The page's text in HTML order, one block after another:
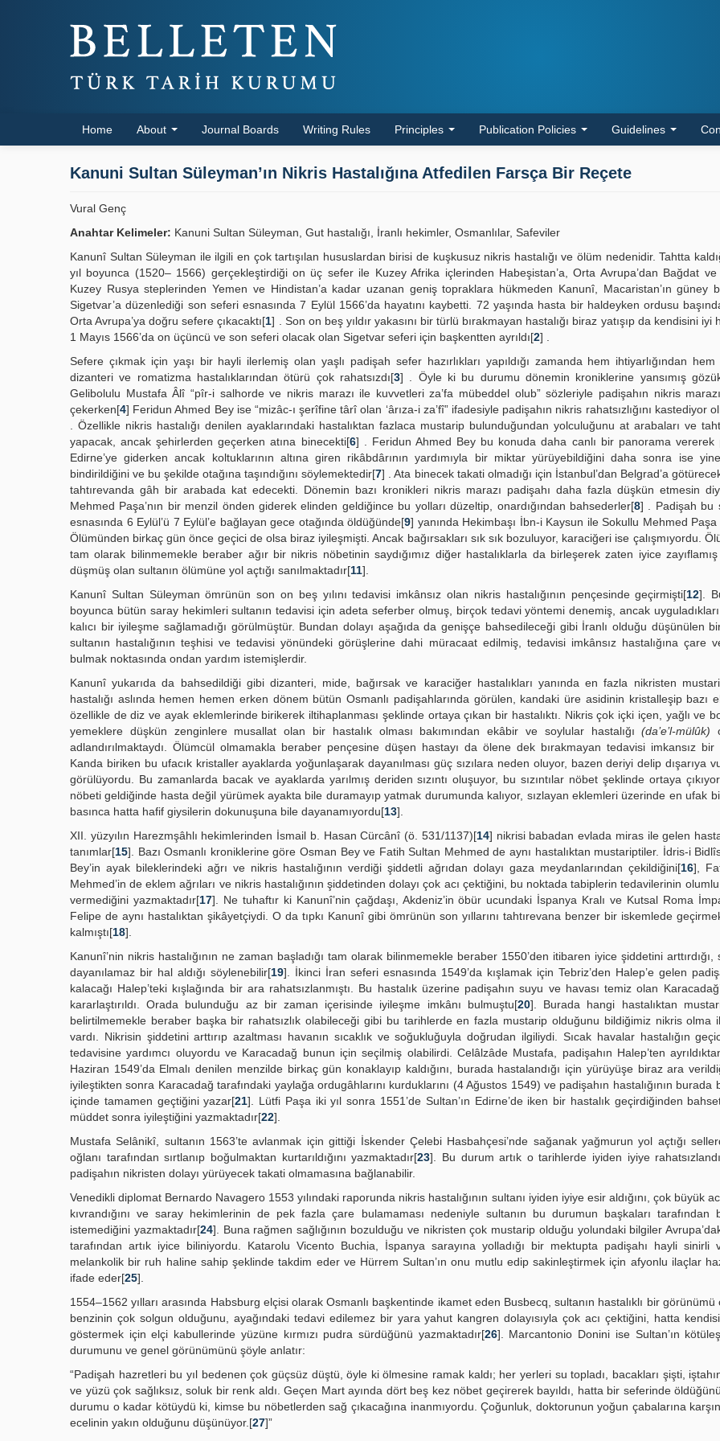
Home About Journal Boards Writing Rules Principles Publication Policies Guidelines
Kanuni Sultan Süleyman’ın Nikris Hastalığına Atfedilen Farsça Bir Reçete
Vural Genç
Anahtar Kelimeler: Kanuni Sultan Süleyman, Gut hastalığı, İranlı hekimler, Osmanlılar, Safeviler
Kanunî Sultan Süleyman ile ilgili en çok tartışılan hususlardan birisi de kuşkusuz nikris hastalığı ve ölüm nedenidir. Tahtta
yıl boyunca (1520– 1566) gerçekleştirdiği on üç sefer ile Kuzey Afrika içlerinden Habeşistan’a, Orta Avrupa’dan Bağdat ve
Kuzey Rusya steplerinden Yemen ve Hindistan’a kadar uzanan geniş topraklara hükmeden Kanunî, Macaristan’ın güney
Sigetvar’a düzenlediği son seferi esnasında 7 Eylül 1566’da hayatını kaybetti. 72 yaşında hasta bir haldeyken ordusu
Orta Avrupa’ya doğru sefere çıkacaktı[1] . Son on beş yıldır yakasını bir türlü bırakmayan hastalığı biraz yatışıp da kendisini iyi
1 Mayıs 1566’da on üçüncü ve son seferi olacak olan Sigetvar seferi için başkentten ayrıldı[2] .
Sefere çıkmak için yaşı bir hayli ilerlemiş olan yaşlı padişah sefer hazırlıkları yapıldığı zamanda hem ihtiyarlığından
dizanteri ve romatizma hastalıklarından ötürü çok rahatsızdı[3] . Öyle ki bu durumu dönemin kroniklerine yansımış
Gelibolulu Mustafa Âlî “pîr-i salhorde ve nikris marazı ile kuvvetleri za’fa mübeddel olub” sözleriyle padişahın nikris
çekerken[4] Feridun Ahmed Bey ise “mizâc-ı şerîfine târî olan ‘ârıza-i za’fî” ifadesiyle padişahın nikris rahatsızlığını kastediyor
. Özellikle nikris hastalığı denilen ayaklarındaki hastalıktan fazlaca mustarip bulunduğundan yolculuğunu at arabaları ve
yapacak, ancak şehirlerden geçerken atına binecekti[6] . Feridun Ahmed Bey bu konuda daha canlı bir panorama vererek
Edirne’ye giderken ancak koltuklarının altına giren rikâbdârının yardımıyla bir miktar yürüyebildiğini daha sonra ise
bindirildiğini ve bu şekilde otağına taşındığını söylemektedir[7] . Ata binecek takati olmadığı için İstanbul’dan Belgrad’a
tahtırevanda gâh bir arabada kat edecekti. Dönemin bazı kronikleri nikris marazı padişahı daha fazla düşkün etmesin
Mehmed Paşa’nın bir menzil önden giderek elinden geldiğince bu yolları düzeltip, onardığından bahsederler[8] . Padişah bu
esnasında 6 Eylül’ü 7 Eylül’e bağlayan gece otağında öldüğünde[9] yanında Hekimbaşı İbn-i Kaysun ile Sokullu Mehmed Paşa
Ölümünden birkaç gün önce geçici de olsa biraz iyileşmişti. Ancak bağırsakları sık sık bozuluyor, karaciğeri ise çalışmıyordu.
tam olarak bilinmemekle beraber ağır bir nikris nöbetinin saydığımız diğer hastalıklarla da birleşerek zaten iyice
düşmüş olan sultanın ölümüne yol açtığı sanılmaktadır[11].
Kanunî Sultan Süleyman ömrünün son on beş yılını tedavisi imkânsız olan nikris hastalığının pençesinde geçirmişti[12].
boyunca bütün saray hekimleri sultanın tedavisi için adeta seferber olmuş, birçok tedavi yöntemi denemiş, ancak
kalıcı bir iyileşme sağlamadığı görülmüştür. Bundan dolayı aşağıda da genişçe bahsedileceği gibi İranlı olduğu düşünülen
sultanın hastalığının teşhisi ve tedavisi yönündeki görüşlerine dahi müracaat edilmiş, tedavisi imkânsız hastalığına çare
bulmak noktasında ondan yardım istemişlerdir.
Kanunî yukarıda da bahsedildiği gibi dizanteri, mide, bağırsak ve karaciğer hastalıkları yanında en fazla nikristen
hastalığı aslında hemen hemen erken dönem bütün Osmanlı padişahlarında görülen, kandaki üre asidinin kristalleşip bazı
özellikle de diz ve ayak eklemlerinde birikerek iltihaplanması şeklinde ortaya çıkan bir hastalıktı. Nikris çok içki içen, yağlı ve
yemeklere düşkün zenginlere musallat olan bir hastalık olması bakımından ekâbir ve soylular hastalığı(da’e’l-mülûk)
adlandırılmaktaydı. Ölümcül olmamakla beraber pençesine düşen hastayı da ölene dek bırakmayan tedavisi imkansız bir
Kanda biriken bu ufacık kristaller ayaklarda yoğunlaşarak dayanılması güç sızılara neden oluyor, bazen deriyi delip dışarıya
görülüyordu. Bu zamanlarda bacak ve ayaklarda yarılmış deriden sızıntı oluşuyor, bu sızıntılar nöbet şeklinde ortaya
nöbeti geldiğinde hasta değil yürümek ayakta bile duramayıp yatmak durumunda kalıyor, sızlayan eklemleri üzerinde en ufak
basınca hatta hafif giysilerin dokunuşuna bile dayanamıyordu[13].
XII. yüzyılın Harezmşâhlı hekimlerinden İsmail b. Hasan Cürcânî (ö. 531/1137)[14] nikrisi babadan evlada miras ile gelen
tanımlar[15]. Bazı Osmanlı kroniklerine göre Osman Bey ve Fatih Sultan Mehmed de aynı hastalıktan mustariptiler. İdris-i
Bey’in ayak bileklerindeki ağrı ve nikris hastalığının verdiği şiddetli ağrıdan dolayı gaza meydanlarından çekildiğini[16],
Mehmed’in de eklem ağrıları ve nikris hastalığının şiddetinden dolayı çok acı çektiğini, bu noktada tabiplerin tedavilerinin
vermediğini yazmaktadır[17]. Ne tuhaftır ki Kanunî’nin çağdaşı, Akdeniz’in öbür ucundaki İspanya Kralı ve Kutsal Roma
Felipe de aynı hastalıktan şikâyetçiydi. O da tıpkı Kanunî gibi ömrünün son yıllarını tahtırevana benzer bir iskemlede
kalmıştı[18].
Kanunî’nin nikris hastalığının ne zaman başladığı tam olarak bilinmemekle beraber 1550’den itibaren iyice şiddetini arttırdığı,
dayanılamaz bir hal aldığı söylenebilir[19]. İkinci İran seferi esnasında 1549’da kışlamak için Tebriz’den Halep’e gelen
kalacağı Halep’teki kışlağında bir ara rahatsızlanmıştı. Bu hastalık üzerine padişahın suyu ve havası temiz olan
kararlaştırıldı. Orada bulunduğu az bir zaman içerisinde iyileşme imkânı bulmuştu[20]. Burada hangi hastalıktan
belirtilmemekle beraber başka bir rahatsızlık olabileceği gibi bu tarihlerde en fazla mustarip olduğunu bildiğimiz nikris olma
vardı. Nikrisin şiddetini arttırıp azaltması havanın sıcaklık ve soğukluğuyla doğrudan ilgiliydi. Sıcak havalar hastalığın
tedavisine yardımcı oluyordu ve Karacadağ bunun için seçilmiş olabilirdi. Celâlzâde Mustafa, padişahın Halep’ten
Haziran 1549’da Elmalı denilen menzilde birkaç gün konaklayıp kaldığını, burada hastalandığı için yürüyüşe biraz ara
iyileştikten sonra Karacadağ tarafındaki yaylağa ordugâhlarını kurduklarını (4 Ağustos 1549) ve padişahın hastalığının burada
içinde tamamen geçtiğini yazar[21]. Lütfi Paşa iki yıl sonra 1551’de Sultan’ın Edirne’de iken bir hastalık geçirdiğinden
müddet sonra iyileştiğini yazmaktadır[22].
Mustafa Selânikî, sultanın 1563’te avlanmak için gittiği İskender Çelebi Hasbahçesi’nde sağanak yağmurun yol açtığı
oğlanı tarafından sırtlanıp boğulmaktan kurtarıldığını yazmaktadır[23]. Bu durum artık o tarihlerde iyiden iyiye
padişahın nikristen dolayı yürüyecek takati olmamasına bağlanabilir.
Venedikli diplomat Bernardo Navagero 1553 yılındaki raporunda nikris hastalığının sultanı iyiden iyiye esir aldığını, çok büyük
kıvrandığını ve saray hekimlerinin de pek fazla çare bulamaması nedeniyle sultanın bu durumun başkaları tarafından
istemediğini yazmaktadır[24]. Buna rağmen sağlığının bozulduğu ve nikristen çok mustarip olduğu yolundaki bilgiler
tarafından artık iyice biliniyordu. Katarolu Vicento Buchia, İspanya sarayına yolladığı bir mektupta padişahı hayli sinirli
melankolik bir ruh haline sahip şeklinde takdim eder ve Hürrem Sultan’ın onu mutlu edip sakinleştirmek için afyonlu ilaçlar
ifade eder[25].
1554–1562 yılları arasında Habsburg elçisi olarak Osmanlı başkentinde ikamet eden Busbecq, sultanın hastalıklı bir görünümü
benzinin çok solgun olduğunu, ayağındaki tedavi edilemez bir yara yahut kangren dolayısıyla çok acı çektiğini, hatta
göstermek için elçi kabullerinde yüzüne kırmızı pudra sürdüğünü yazmaktadır[26]. Marcantonio Donini ise Sultan’ın
durumunu ve genel görünümünü şöyle anlatır:
“Padişah hazretleri bu yıl bedenen çok güçsüz düştü, öyle ki ölmesine ramak kaldı; her yerleri su topladı, bacakları şişti,
ve yüzü çok sağlıksız, soluk bir renk aldı. Geçen Mart ayında dört beş kez nöbet geçirerek bayıldı, hatta bir seferinde
durumu o kadar kötüydü ki, kimse bu nöbetlerden sağ çıkacağına inanmıyordu. Çoğunluk, doktorunun yoğun çabalarına karşın
ecelinin yakın olduğunu düşünüyor.[27]”